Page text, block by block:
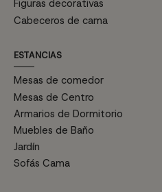
Figuras decorativas
Cabeceros de cama
ESTANCIAS
Mesas de comedor
Mesas de Centro
Armarios de Dormitorio
Muebles de Baño
Jardín
Sofás Cama